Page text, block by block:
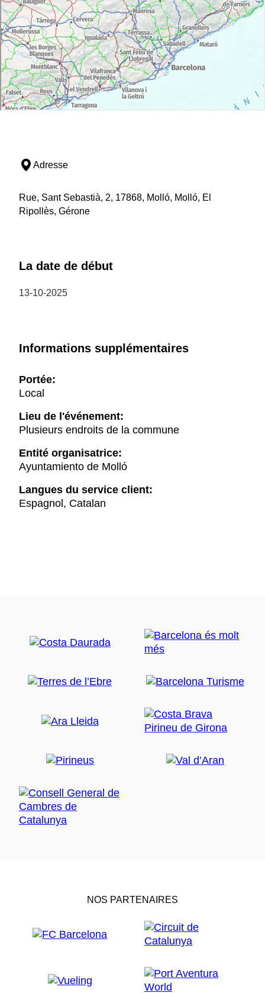
Adresse
Rue, Sant Sebastià, 2, 17868, Molló, Molló, El
Ripollès, Gérone
La date de début
13-10-2025
Informations supplémentaires
Portée:
Local
Lieu de l'événement:
Plusieurs endroits de la commune
Entité organisatrice:
Ayuntamiento de Molló
Langues du service client:
Espagnol, Catalan
NOS PARTENAIRES